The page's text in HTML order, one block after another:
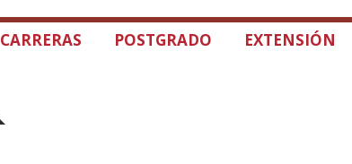
CARRERAS POSTGRADO EXTENSIÓN